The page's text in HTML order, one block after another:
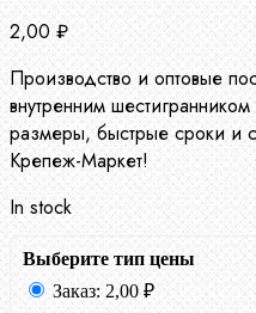
2,00 ₽
Производство и оптовые
внутренним
размеры, быстрые сроки и
Крепеж-Маркет!
In stock
Выберите тип цены
Заказ: 2,00 ₽